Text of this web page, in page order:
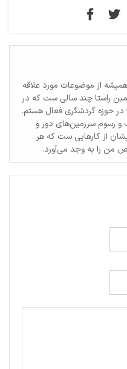
از موضوعات مورد علاقه
راستا چند سالی ست که در
در حوزه گردشگری فعال هستم.
و رسوم سرزمین‌های دور و
از کارهایی ست که هر
من را به وجد می‌آورد.